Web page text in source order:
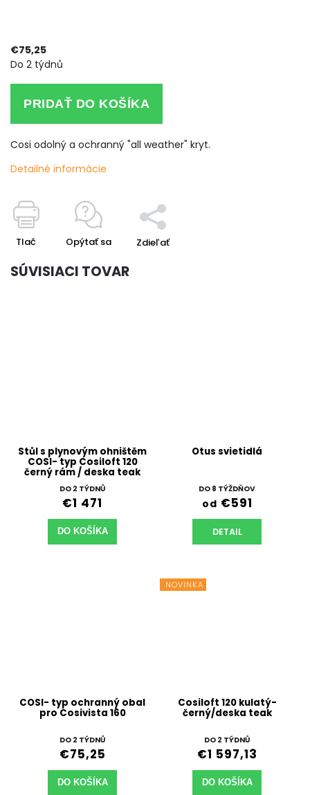
€75,25
Do 2 týdnů
PRIDAŤ DO KOŠÍKA
Cosi odolný a ochranný "all weather" kryt.
Detailné informácie
Tlač Opýtať sa Zdieľať
SÚVISIACI TOVAR
Stůl s plynovým ohništěm
COSI- typ Cosiloft 120
černý rám / deska teak
DO 2 TÝDNŮ
€1 471
DO KOŠÍKA
Otus svietidlá
DO 8 TÝŽDŇOV
od €591
DETAIL
COSI- typ ochranný obal
pro Cosivista 160
DO 2 TÝDNŮ
€75,25
DO KOŠÍKA
NOVINKA
Cosiloft 120 kulatý-
černý/deska teak
DO 2 TÝDNŮ
€1 597,13
DO KOŠÍKA